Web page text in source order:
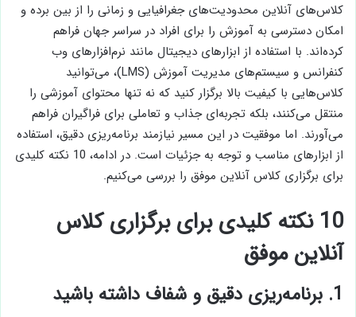
کلاس‌های آنلاین محدودیت‌های جغرافیایی و زمانی را از بین برده و
امکان دسترسی به آموزش را برای افراد در سراسر جهان فراهم
کرده‌اند. با استفاده از ابزارهای دیجیتال مانند نرم‌افزارهای وب
کنفرانس و سیستم‌های مدیریت آموزش (LMS)، می‌توانید
کلاس‌هایی با کیفیت بالا برگزار کنید که نه تنها محتوای آموزشی را
منتقل می‌کنند، بلکه تجربه‌ای جذاب و تعاملی برای فراگیران فراهم
می‌آورند. اما موفقیت در این مسیر نیازمند برنامه‌ریزی دقیق، استفاده
از ابزارهای مناسب و توجه به جزئیات است. در ادامه، 10 نکته کلیدی
برای برگزاری کلاس آنلاین موفق را بررسی می‌کنیم.
10 نکته کلیدی برای برگزاری کلاس
آنلاین موفق
1. برنامه‌ریزی دقیق و شفاف داشته باشید